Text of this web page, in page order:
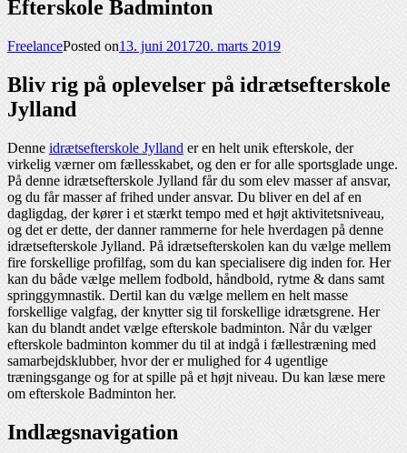
Efterskole Badminton
FreelancePosted on13. juni 201720. marts 2019
Bliv rig på oplevelser på idrætsefterskole
Jylland
Denne idrætsefterskole Jylland er en helt unik efterskole, der
virkelig værner om fællesskabet, og den er for alle sportsglade unge.
På denne idrætsefterskole Jylland får du som elev masser af ansvar,
og du får masser af frihed under ansvar. Du bliver en del af en
dagligdag, der kører i et stærkt tempo med et højt aktivitetsniveau,
og det er dette, der danner rammerne for hele hverdagen på denne
idrætsefterskole Jylland. På idrætsefterskolen kan du vælge mellem
fire forskellige profilfag, som du kan specialisere dig inden for. Her
kan du både vælge mellem fodbold, håndbold, rytme & dans samt
springgymnastik. Dertil kan du vælge mellem en helt masse
forskellige valgfag, der knytter sig til forskellige idrætsgrene. Her
kan du blandt andet vælge efterskole badminton. Når du vælger
efterskole badminton kommer du til at indgå i fællestræning med
samarbejdsklubber, hvor der er mulighed for 4 ugentlige
træningsgange og for at spille på et højt niveau. Du kan læse mere
om efterskole Badminton her.
Indlægsnavigation